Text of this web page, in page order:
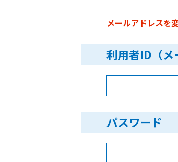
メールアドレスを
利用者ID（メ
パスワード